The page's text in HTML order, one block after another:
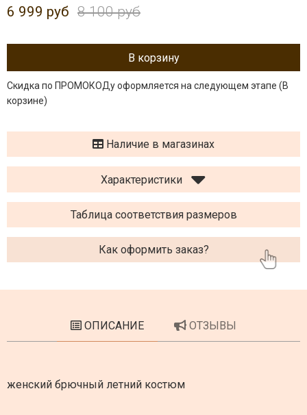
6 999 руб 8 100 руб
В корзину
Скидка по ПРОМОКОДу оформляется на следующем этапе (В
корзине)
Наличие в магазинах
Характеристики
Таблица соответствия размеров
Как оформить заказ?
ОПИСАНИЕ ОТЗЫВЫ
женский брючный летний костюм